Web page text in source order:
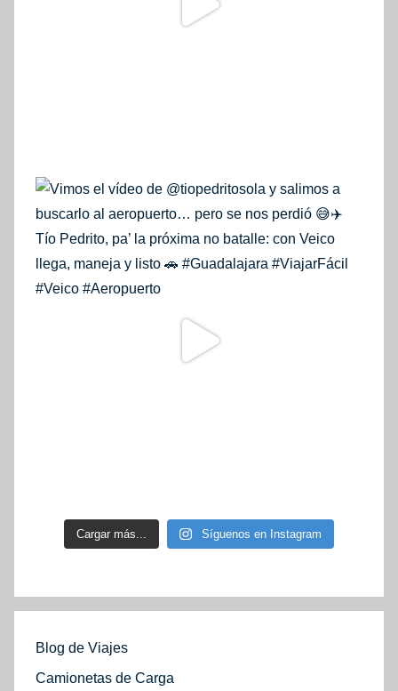
Cargar más... Síguenos en Instagram
Blog de Viajes
Camionetas de Carga